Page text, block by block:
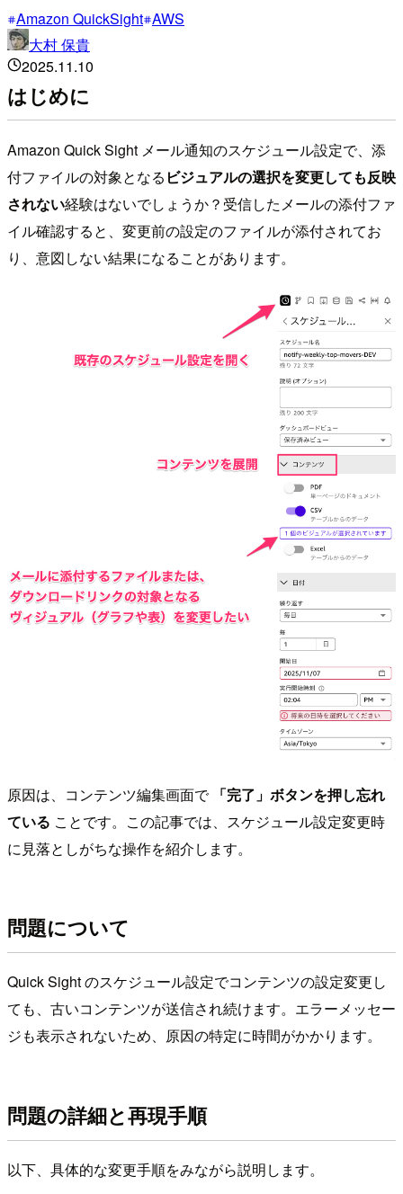
Amazon QuickSight AWS
大村 保貴
2025.11.10
はじめに
Amazon Quick Sight メール通知のスケジュール設定で、添
付ファイルの対象となる ビジュアルの選択を変更しても反映
されない経験はないでしょうか？受信したメールの添付ファ
イル確認すると、変更前の設定のファイルが添付されてお
り、意図しない結果になることがあります。
原因は、コンテンツ編集画面で 「完了」ボタンを押し忘れ
ている ことです。この記事では、スケジュール設定変更時
に見落としがちな操作を紹介します。
問題について
Quick Sight のスケジュール設定でコンテンツの設定変更し
ても、古いコンテンツが送信され続けます。エラーメッセー
ジも表示されないため、原因の特定に時間がかかります。
問題の詳細と再現手順
以下、具体的な変更手順をみながら説明します。